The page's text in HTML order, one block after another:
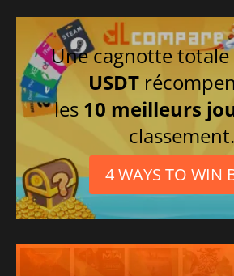
Une cagnotte totale
USDT
les 10 meilleurs
classement.
4 WAYS TO WIN